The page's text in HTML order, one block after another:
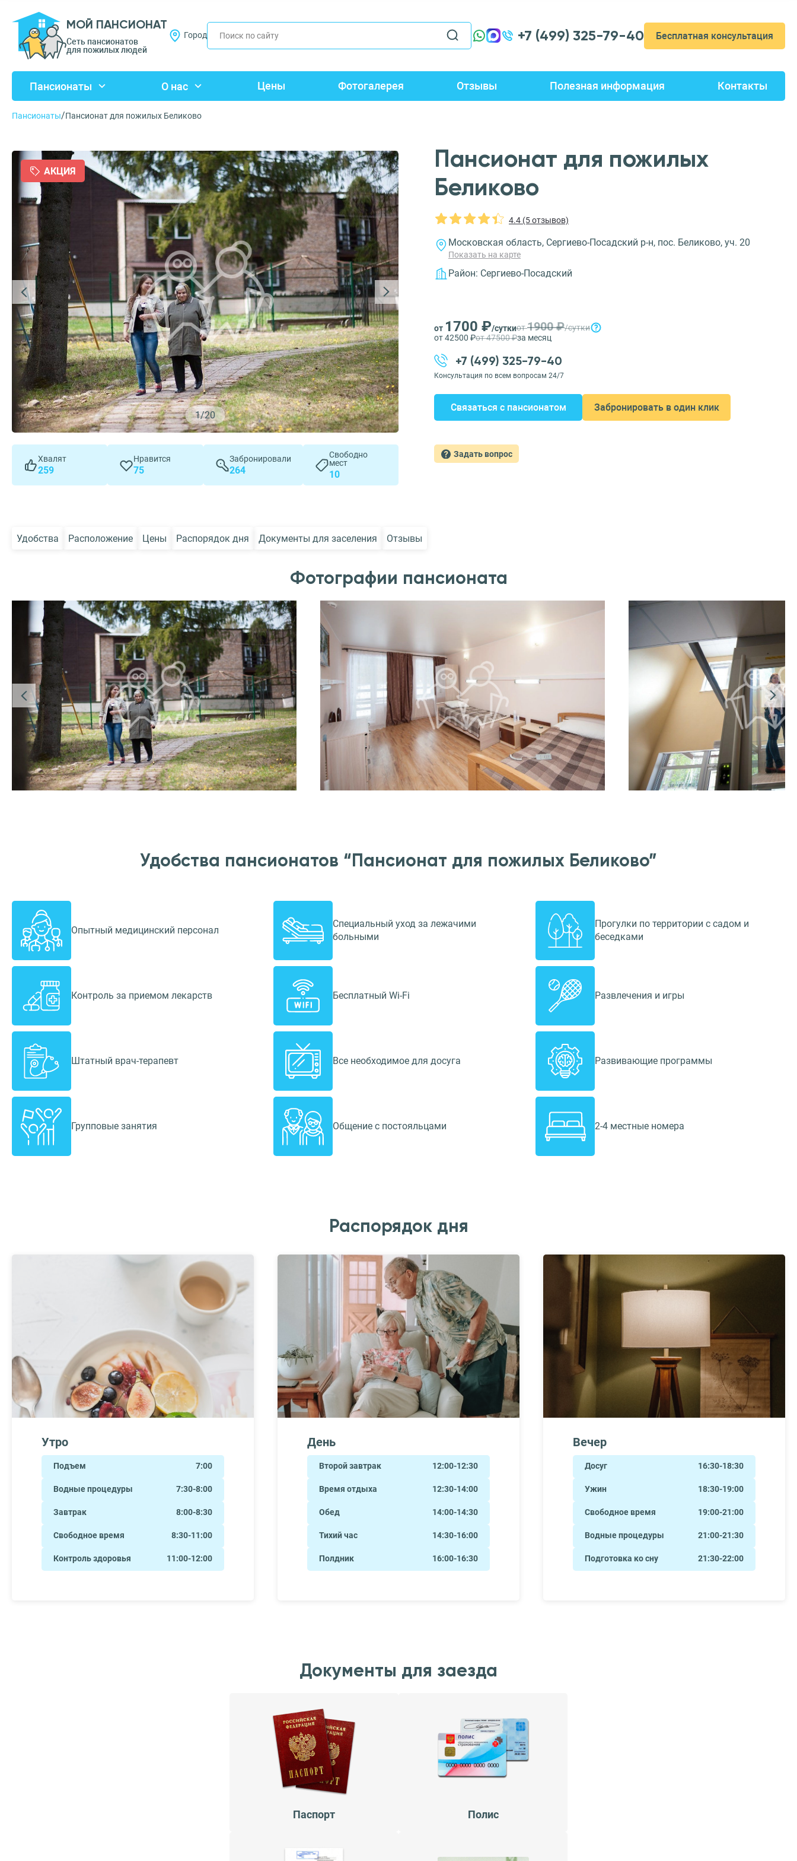
МОЙ ПАНСИОНАТ
Сеть пансионатов
для пожилых людей
Город +7 (499) 325-79-40 Бесплатная консультация
Пансионаты О нас Цены Фотогалерея Отзывы Полезная информация Контакты
Пансионаты/Пансионат для пожилых Беликово
1/20
АКЦИЯ
Хвалят
259
Нравится
75
Забронировали
264
Свободно
мест
10
Пансионат для пожилых
Беликово
4.4 (5 отзывов)
Московская область, Сергиево-Посадский р-н, пос. Беликово, уч. 20
Показать на карте
Район: Сергиево-Посадский
от 1700 ₽/суткиот1900 ₽/сутки
от 42500 ₽от 47500 ₽за месяц
+7 (499) 325-79-40
Консультация по всем вопросам 24/7
Связаться с пансионатом Забронировать в один клик
Задать вопрос
Удобства Расположение Цены Распорядок дня Документы для заселения Отзывы
Фотографии пансионата
Удобства пансионатов “Пансионат для пожилых Беликово”
Опытный медицинский персонал
Специальный уход за лежачими
больными
Прогулки по территории с садом и
беседками
Контроль за приемом лекарств Бесплатный Wi-Fi Развлечения и игры
Штатный врач-терапевт Все необходимое для досуга Развивающие программы
Групповые занятия Общение с постояльцами 2-4 местные номера
Распорядок дня
Утро
Подъем 7:00
Водные процедуры 7:30-8:00
Завтрак 8:00-8:30
Свободное время 8:30-11:00
Контроль здоровья 11:00-12:00
День
Второй завтрак 12:00-12:30
Время отдыха 12:30-14:00
Обед 14:00-14:30
Тихий час 14:30-16:00
Полдник 16:00-16:30
Вечер
Досуг 16:30-18:30
Ужин 18:30-19:00
Свободное время 19:00-21:00
Водные процедуры 21:00-21:30
Подготовка ко сну 21:30-22:00
Документы для заезда
Паспорт Полис